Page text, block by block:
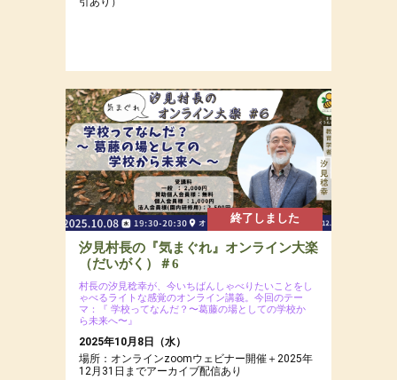
終了しました
汐見村長の『気まぐれ』オンライン大楽
（だいがく）＃6
村長の汐見稔幸が、今いちばんしゃべりたいことをし
ゃべるライトな感覚のオンライン講義。今回のテー
マ：『 学校ってなんだ？〜葛藤の場としての学校か
ら未来へ〜』
2025年10月8日（水）
場所：オンラインzoomウェビナー開催＋2025年
12月31日までアーカイブ配信あり